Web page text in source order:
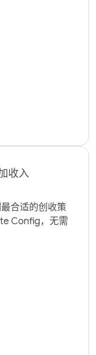
收入
合适的创收策
Config，无需